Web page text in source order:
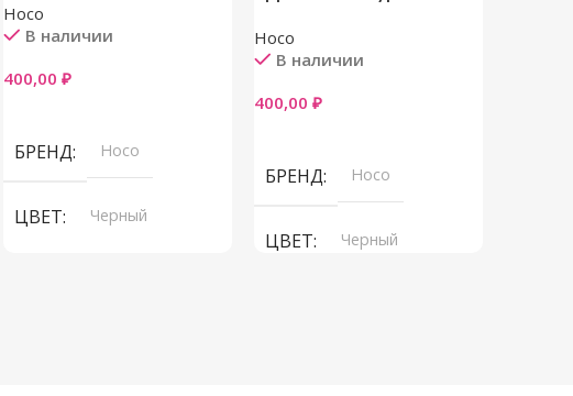
Hoco
В наличии
400,00 ₽
БРЕНД Hoco
ЦВЕТ Черный
Hoco
В наличии
400,00 ₽
БРЕНД Hoco
ЦВЕТ Черный